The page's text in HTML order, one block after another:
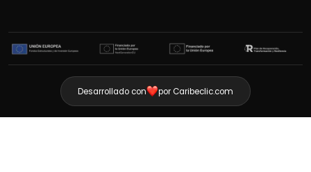
Desarrollado con por Caribeclic.com